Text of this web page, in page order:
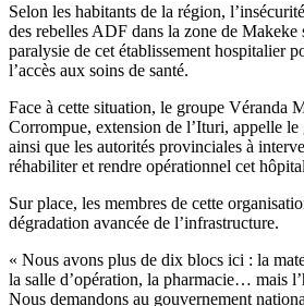
Selon les habitants de la région,
des rebelles ADF dans la zone de Makeke
paralysie de cet établissement hospitalier
l’accès aux soins de santé.
Face à cette situation, le groupe Véranda
Corrompue, extension de l’Ituri, appelle le
ainsi que les autorités provinciales à
réhabiliter et rendre opérationnel cet
Sur place, les membres de cette
dégradation avancée de l’infrastructure.
« Nous avons plus de dix blocs ici : la
la salle d’opération, la pharmacie… mais
Nous demandons au gouvernement